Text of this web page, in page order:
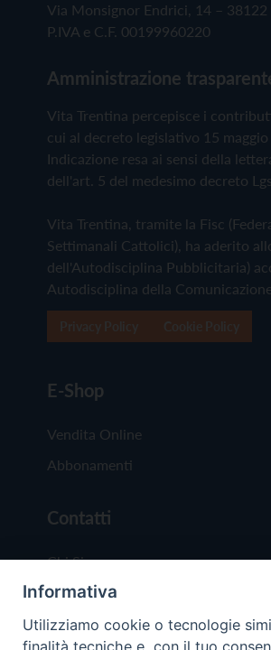
Via Monsignor Endrici, 14 – 38122
P.IVA e C.F. 00199960220
Amministrazione
Vita Trentina percepisce i
cui al decreto legislativo 15
Indicazione resa ai sensi della
dell'art. 5 del medesimo decreto
Vita Trentina, tramite la Fisc
Settimanali Cattolici), ha aderito
dell'Autodisciplina Pubblicitaria)
Autodisciplina della
E-Shop
Vendita Online
Abbonamenti
Contatti
Chi Siamo
Redazione
Scrivici
Informativa
Utilizziamo cookie o tecnologie